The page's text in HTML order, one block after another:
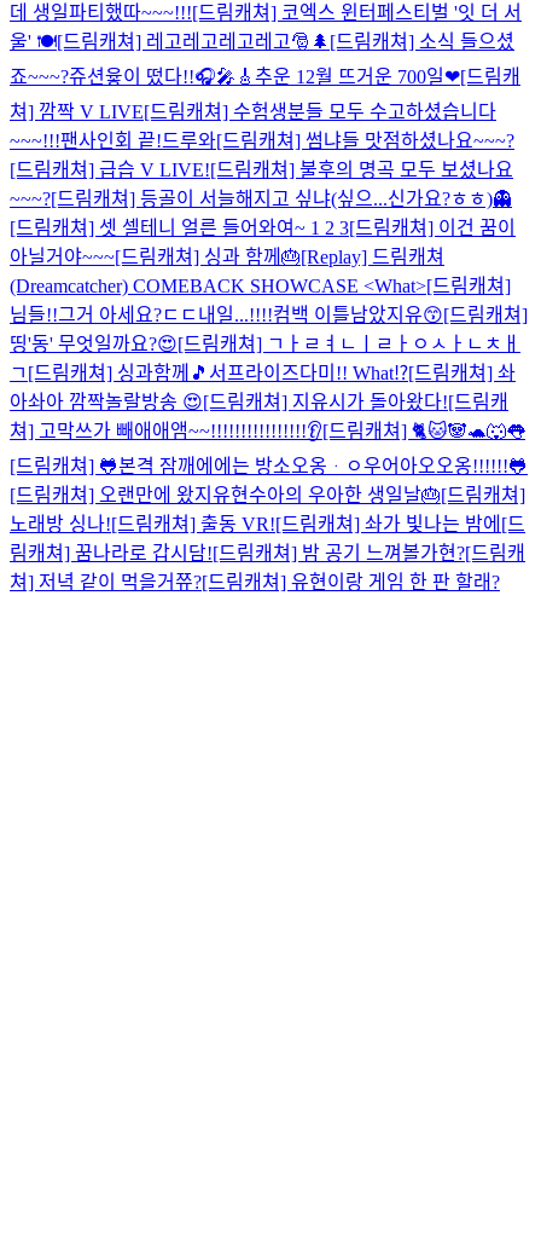
데 생일파티했따~~~!!![드림캐쳐] 코엑스 윈터페스티벌 '잇 더 서
울' 🍽[드림캐쳐] 레고레고레고레고🎅🌲 [드림캐쳐] 소식 들으셨
죠~~~?쥬션윻이 떴다!!🎧🎤🎸 추운 12월 뜨거운 700일❤[드림캐
쳐] 깜짝 V LIVE[드림캐쳐] 수험생분들 모두 수고하셨습니다
~~~!!!팬사인회 끝!드루와[드림캐쳐] 썸냐들 맛점하셨나요~~~?
[드림캐쳐] 급습 V LIVE![드림캐쳐] 불후의 명곡 모두 보셨나요
~~~?[드림캐쳐] 등골이 서늘해지고 싶냐(싶으...신가요?ㅎㅎ)👻
[드림캐쳐] 셋 셀테니 얼른 들어와여~ 1 2 3[드림캐쳐] 이건 꿈이
아닐거야~~~[드림캐쳐] 싱과 함께🎂[Replay] 드림캐쳐
(Dreamcatcher) COMEBACK SHOWCASE <What>[드림캐쳐]
님들!!그거 아세요?ㄷㄷ내일...!!!!컴백 이틀남았지유😙[드림캐쳐]
띵'동' 무엇일까요?😍[드림캐쳐] ㄱㅏㄹㅕㄴㅣㄹㅏㅇㅅㅏㄴㅊㅐ
ㄱ [드림캐쳐] 싱과함께🎵 서프라이즈다미!! What⁉[드림캐쳐] 솨
아솨아 깜짝놀랄방송 😍[드림캐쳐] 지유시가 돌아왔다![드림캐
쳐] 고막쓰가 빼애애앰~~!!!!!!!!!!!!!!!!👂[드림캐쳐] 🐈🐱🐼🐢🐺👅
[드림캐쳐] 🐸본격 잠깨에에는 방소오옹ᆞㅇ우어아오오옹!!!!!!🐸
[드림캐쳐] 오랜만에 왔지유현수아의 우아한 생일날🎂[드림캐쳐]
노래방 싱나![드림캐쳐] 출동 VR![드림캐쳐] 솨가 빛나는 밤에 [드
림캐쳐] 꿈나라로 갑시담![드림캐쳐] 밤 공기 느껴볼가현?[드림캐
쳐] 저녁 같이 먹을거쮸?[드림캐쳐] 유현이랑 게임 한 판 할래?